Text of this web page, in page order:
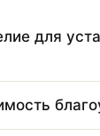
для